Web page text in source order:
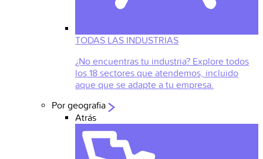
TODAS LAS INDUSTRIAS
¿No encuentras tu industria? Explore todos
los 18 sectores que atendemos, incluido
aque que se adapte a tu empresa.
Por geografia
Atrás